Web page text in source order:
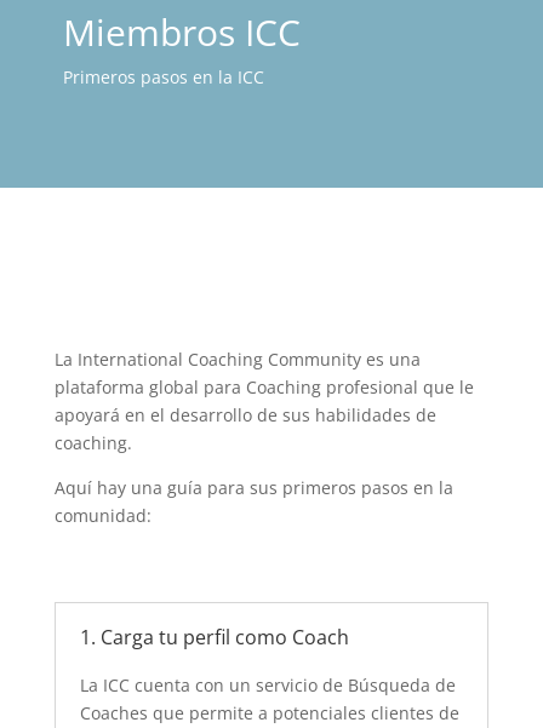
Miembros ICC
Primeros pasos en la ICC
La International Coaching Community es una
plataforma global para Coaching profesional que le
apoyará en el desarrollo de sus habilidades de
coaching.
Aquí hay una guía para sus primeros pasos en la
comunidad:
1. Carga tu perfil como Coach
La ICC cuenta con un servicio de Búsqueda de
Coaches que permite a potenciales clientes de